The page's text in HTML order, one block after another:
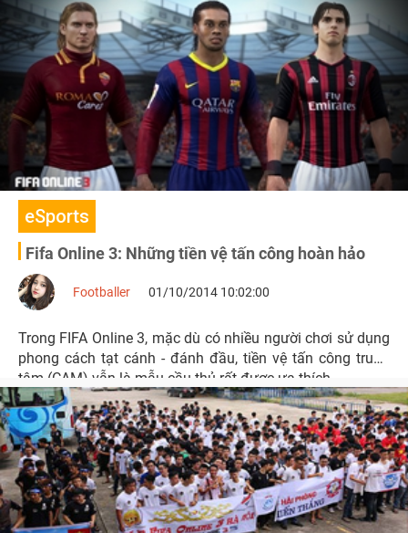
Argentina và Barcelona.
eSports
Fifa Online 3: Những tiền vệ tấn công hoàn hảo
Footballer 01/10/2014 10:02:00
Trong FIFA Online 3, mặc dù có nhiều người chơi sử dụng
phong cách tạt cánh - đánh đầu, tiền vệ tấn công trung
tâm (CAM) vẫn là mẫu cầu thủ rất được ưa thích.